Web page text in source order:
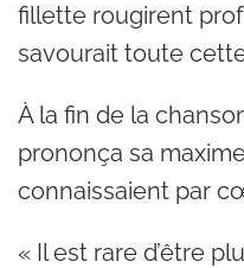
fillette rougirent
savourait toute
À la fin de la
prononça sa
connaissaient par
« Il est rare d’être